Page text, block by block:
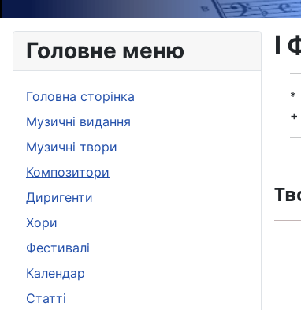
Головне меню
Головна сторінка
Музичні видання
Музичні твори
Композитори
Диригенти
Хори
Фестивалі
Календар
Статті
І
*
+